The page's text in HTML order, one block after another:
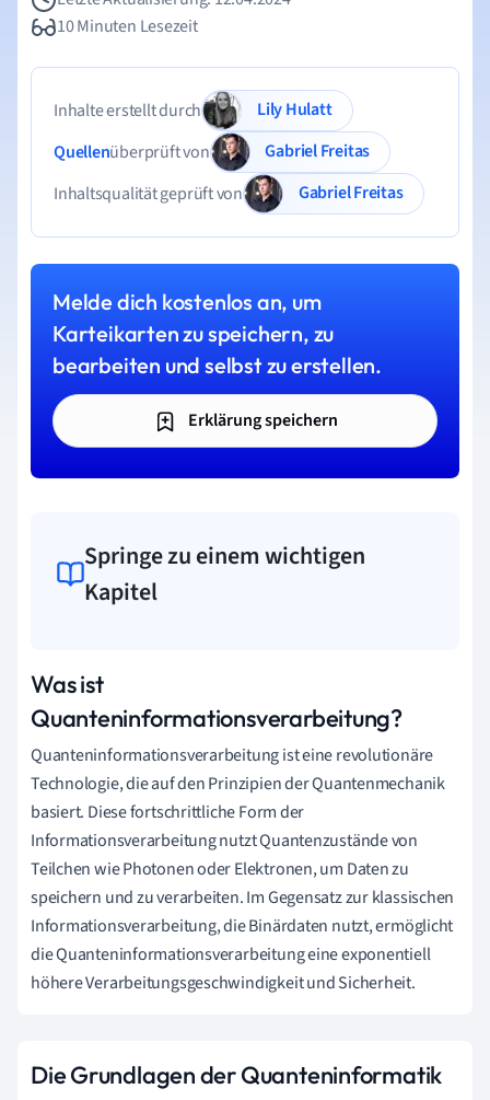
10 Minuten Lesezeit
Inhalte erstellt durch
Lily Hulatt
Quellenüberprüft von
Gabriel Freitas
Inhaltsqualität geprüft von
Gabriel Freitas
Melde dich kostenlos an, um
Karteikarten zu speichern, zu
bearbeiten und selbst zu erstellen.
Erklärung speichern
Springe zu einem wichtigen
Kapitel
Was ist
Quanteninformationsverarbeitung?
Quanteninformationsverarbeitung ist eine revolutionäre
Technologie, die auf den Prinzipien der Quantenmechanik
basiert. Diese fortschrittliche Form der
Informationsverarbeitung nutzt Quantenzustände von
Teilchen wie Photonen oder Elektronen, um Daten zu
speichern und zu verarbeiten. Im Gegensatz zur klassischen
Informationsverarbeitung, die Binärdaten nutzt, ermöglicht
die Quanteninformationsverarbeitung eine exponentiell
höhere Verarbeitungsgeschwindigkeit und Sicherheit.
Die Grundlagen der Quanteninformatik